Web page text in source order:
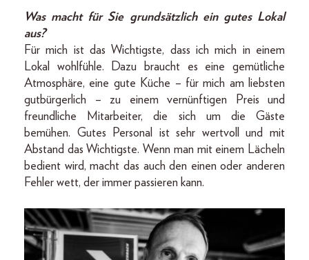
Was macht für Sie grundsätzlich ein gutes Lokal
aus?
Für mich ist das Wichtigste, dass ich mich in einem
Lokal wohlfühle. Dazu braucht es eine gemütliche
Atmosphäre, eine gute Küche – für mich am liebsten
gutbürgerlich – zu einem vernünftigen Preis und
freundliche Mitarbeiter, die sich um die Gäste
bemühen. Gutes Personal ist sehr wertvoll und mit
Abstand das Wichtigste. Wenn man mit einem Lächeln
bedient wird, macht das auch den einen oder anderen
Fehler wett, der immer passieren kann.